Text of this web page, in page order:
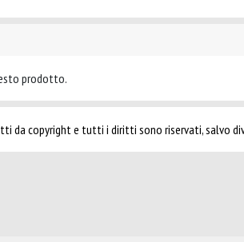
prodotto.
da copyright e tutti i diritti sono riservati, salvo